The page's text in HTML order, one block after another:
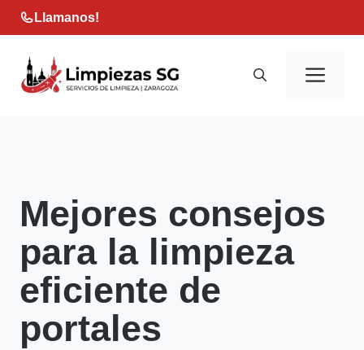
Saltar
al
contenido
Llamanos!
Mejores consejos
para la limpieza
eficiente de
portales